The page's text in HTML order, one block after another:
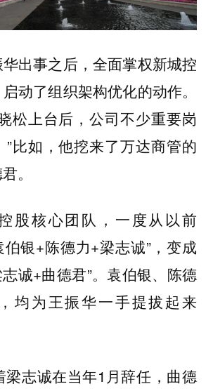
出事之后，全面掌权新城控
动了组织架构优化的动作。
松上台后，公司不少重要岗
比如，他挖来了万达商管的
。
股核心团队，一度从以前
伯银+陈德力+梁志诚”，变成
诚+曲德君”。袁伯银、陈德
均为王振华一手提拔起来
梁志诚在当年1月辞任，曲德